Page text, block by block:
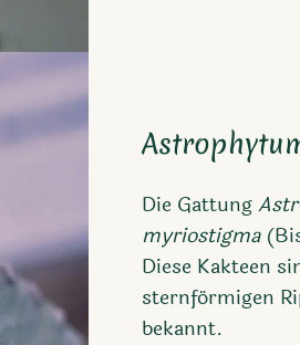
Die Gattung
myriostigma
Diese Kakteen
sternförmigen
bekannt.